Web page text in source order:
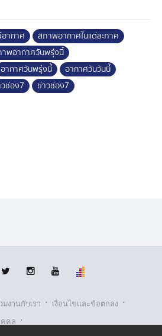
ณ์อากาศ #บีกมลาสน์
ากาศ
สภาพอากาศในแต่ละภาค
พอากาศวันพรุ่งนี้
อากาศวันพรุ่งนี้
อากาศวันวันนี้
ช่อง7
ข่าวช่อง7
มงานกับเรา · เงื่อนไขและข้อตกลง ·
คล ·